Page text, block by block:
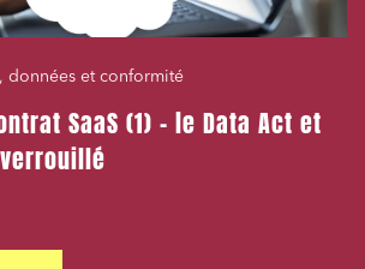
données et conformité
SaaS (1) – le Data Act et